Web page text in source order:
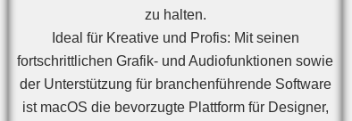
zu halten.
Ideal für Kreative und Profis: Mit seinen
fortschrittlichen Grafik- und Audiofunktionen sowie
der Unterstützung für branchenführende Software
ist macOS die bevorzugte Plattform für Designer,